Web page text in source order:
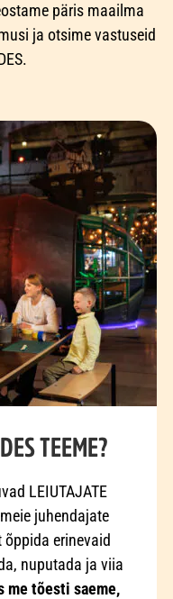
päris maailma
ja otsime vastuseid
TEEME?
LEIUTAJATE
juhendajate
erinevaid
nuputada ja viia
me tõesti saeme,